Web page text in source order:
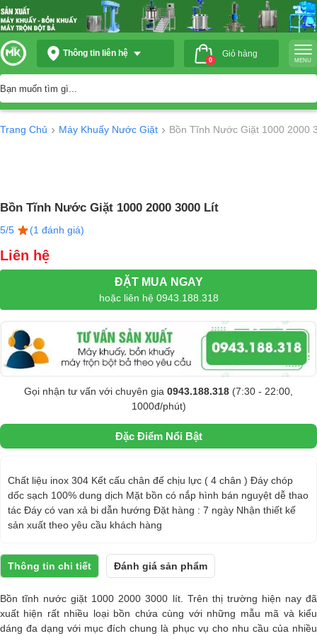
Thông tin liên hệ
0
Giỏ hàng
MENU
Trang Chủ › Máy Khuấy Nước Giặt › Bồn Tĩnh Nước Giặt 1000 2000
Bồn Tĩnh Nước Giặt 1000 2000 3000 Lít
5/5 (1 đánh giá)
Liên hệ
ĐẶT MUA NGAY
hoặc liên hệ 0943.188.318
Gọi nhận tư vấn với chuyên gia 0943.188.318 (7:30 - 22:00,
1000đ/phút)
Đặc Điểm Nổi Bật
Chất liệu inox 304 Kết cấu chân đế chịu lực ( 4 chân ) Đáy chóp
dốc sạch 100% dung dịch Mặt bồn có nắp hình bán nguyệt dễ thao
tác Đáy có van xả bi dẫn hướng Đặt hàng : 7 ngày Nhận thiết kế
sản xuất theo yêu cầu khách hàng
Thông tin chi tiết Đánh giá sản phẩm
Bồn tĩnh nước giặt 1000 2000 3000 lít. Trên thị trường hiện nay đã
xuất hiện rất nhiều loại bồn chứa cùng với những mẫu mã và kiểu
dáng đa dạng với mục đích chung là phục vụ cho nhu cầu của nhiều